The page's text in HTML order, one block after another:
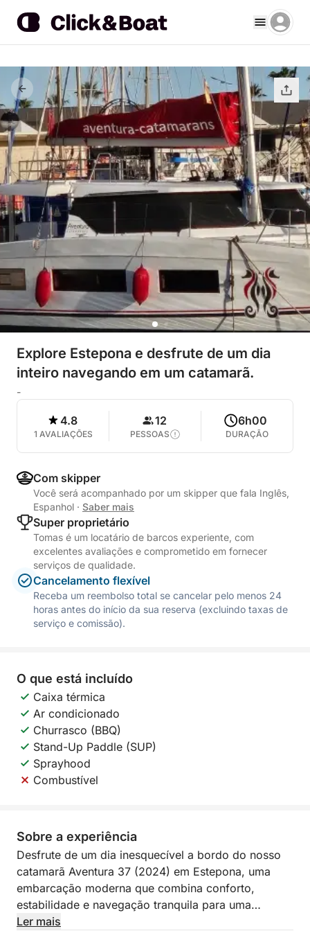
Explore Estepona e desfrute de um dia
inteiro navegando em um catamarã.
-
4.8
1 AVALIAÇÕES
12
PESSOAS
6h00
DURAÇÃO
Com skipper
Você será acompanhado por um skipper que fala Inglês,
Espanhol · Saber mais
Super proprietário
Tomas é um locatário de barcos experiente, com
excelentes avaliações e comprometido em fornecer
serviços de qualidade.
Cancelamento flexível
Receba um reembolso total se cancelar pelo menos 24
horas antes do início da sua reserva (excluindo taxas de
serviço e comissão).
O que está incluído
Caixa térmica
Ar condicionado
Churrasco (BBQ)
Stand-Up Paddle (SUP)
Sprayhood
Combustível
Sobre a experiência
Desfrute de um dia inesquecível a bordo do nosso
catamarã Aventura 37 (2024) em Estepona, uma
embarcação moderna que combina conforto,
estabilidade e navegação tranquila para uma
experiência única no mar.
Ler mais